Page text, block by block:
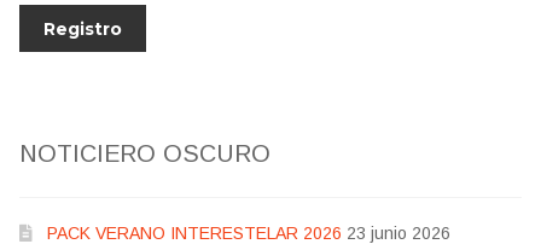
NOTICIERO OSCURO
PACK VERANO INTERESTELAR 2026 23 junio 2026